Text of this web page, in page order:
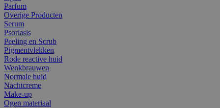
Parfum
Overige Producten
Serum
Psoriasis
Peeling en Scrub
Pigmentvlekken
Rode reactive huid
Wenkbrauwen
Normale huid
Nachtcreme
Make-up
Ogen materiaal